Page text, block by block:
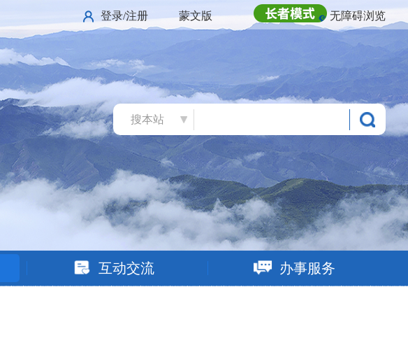
登录/注册 蒙文版 无障碍浏览
搜本站
互动交流 办事服务